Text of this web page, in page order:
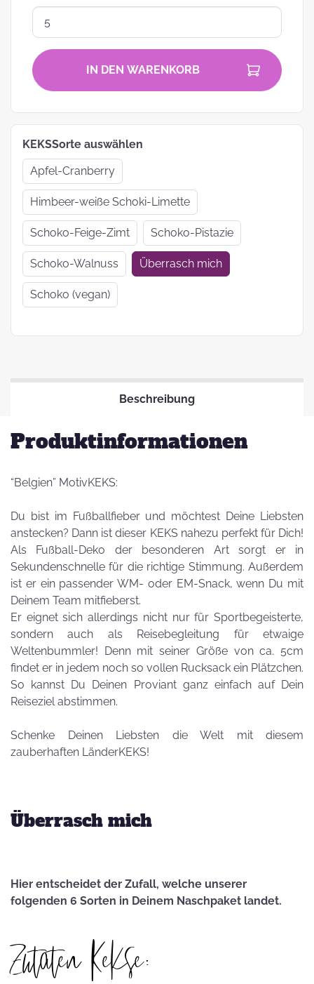
IN DEN WARENKORB
KEKSSorte auswählen
Apfel-Cranberry
Himbeer-weiße Schoki-Limette
Schoko-Feige-Zimt Schoko-Pistazie
Schoko-Walnuss Überrasch mich
Schoko (vegan)
Beschreibung
Produktinformationen
“Belgien” MotivKEKS:
Du bist im Fußballfieber und möchtest Deine Liebsten
anstecken? Dann ist dieser KEKS nahezu perfekt für Dich!
Als Fußball-Deko der besonderen Art sorgt er in
Sekundenschnelle für die richtige Stimmung. Außerdem
ist er ein passender WM- oder EM-Snack, wenn Du mit
Deinem Team mitfieberst.
Er eignet sich allerdings nicht nur für Sportbegeisterte,
sondern auch als Reisebegleitung für etwaige
Weltenbummler! Denn mit seiner Größe von ca. 5cm
findet er in jedem noch so vollen Rucksack ein Plätzchen.
So kannst Du Deinen Proviant ganz einfach auf Dein
Reiseziel abstimmen.
Schenke Deinen Liebsten die Welt mit diesem
zauberhaften LänderKEKS!
Überrasch mich
Hier entscheidet der Zufall, welche unserer
folgenden 6 Sorten in Deinem Naschpaket landet.
Zutaten Kekse: